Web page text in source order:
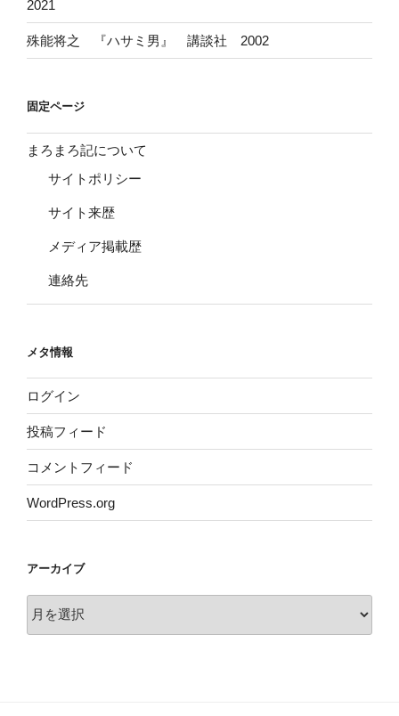
2021
殊能将之 『ハサミ男』 講談社 2002
固定ページ
まろまろ記について
サイトポリシー
サイト来歴
メディア掲載歴
連絡先
メタ情報
ログイン
投稿フィード
コメントフィード
WordPress.org
アーカイブ
ー